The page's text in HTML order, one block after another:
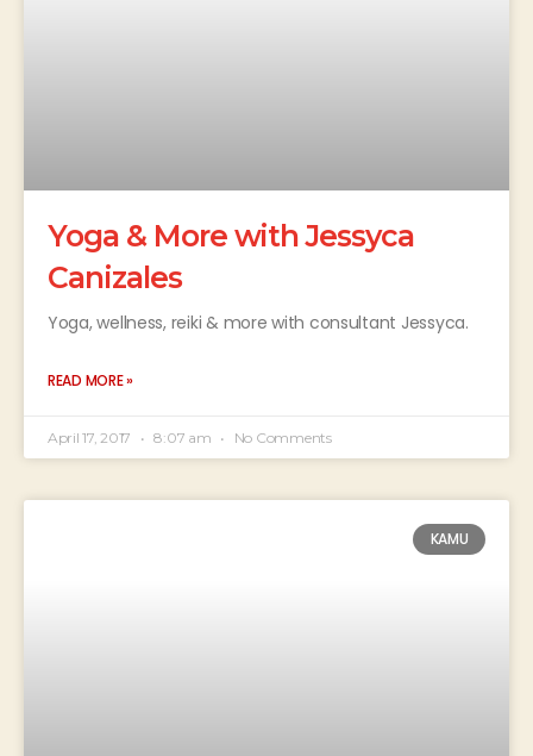
Yoga & More with Jessyca
Canizales
Yoga, wellness, reiki & more with consultant Jessyca.
READ MORE »
April 17, 2017 8:07 am No Comments
KAMU